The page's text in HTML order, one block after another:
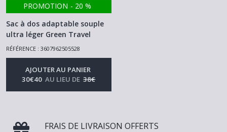
PROMOTION - 20 %
Sac à dos adaptable souple
ultra léger Green Travel
France Bag vert Kiwi-
RÉFÉRENCE : 3607962505528
AJOUTER AU PANIER
30€40 AU LIEU DE 38€
FRAIS DE LIVRAISON OFFERTS